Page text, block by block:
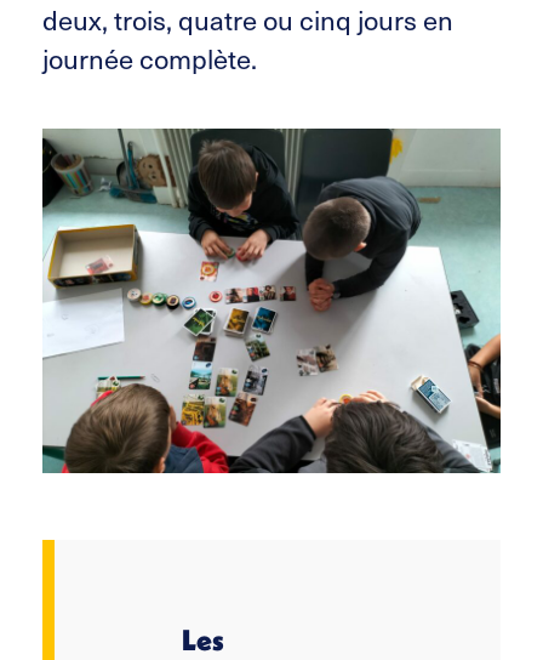
deux, trois, quatre ou cinq jours en
journée complète.
Les